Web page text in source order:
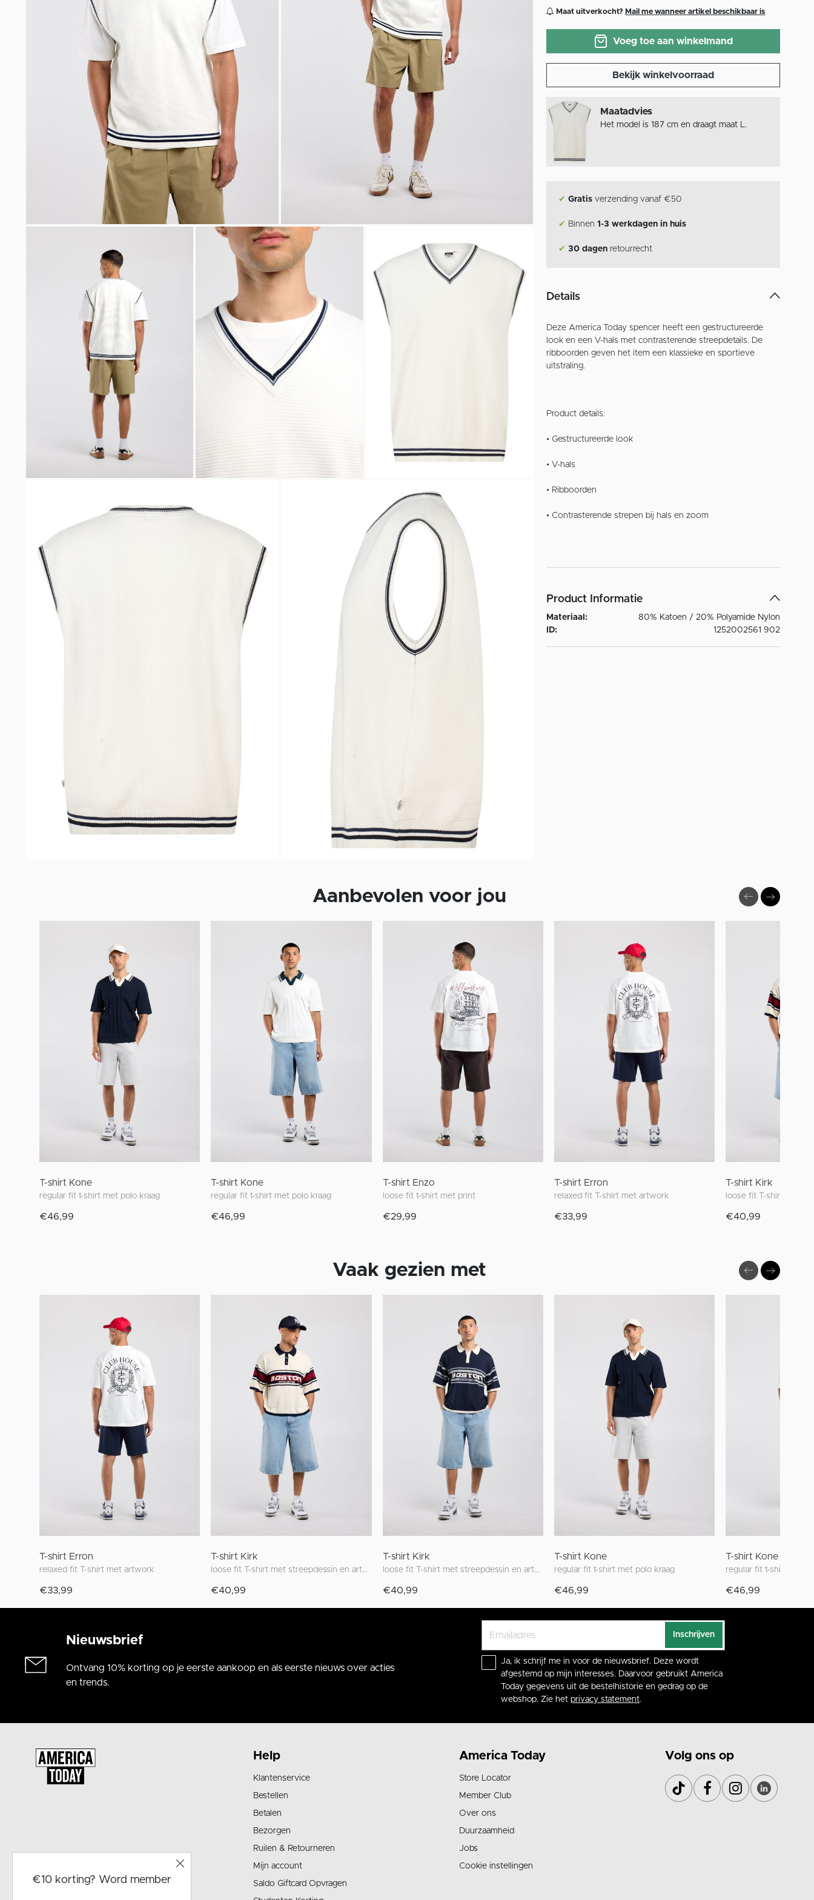
Maat uitverkocht? Mail me wanneer artikel beschikbaar is
Voeg toe aan winkelmand
Bekijk winkelvoorraad
Maatadvies
Het model is 187 cm en draagt maat L.
✔ Gratis verzending vanaf €50
✔ Binnen1-3 werkdagen in huis
✔ 30 dagen retourrecht
Details
Deze America Today spencer heeft een gestructureerde
look en een V-hals met contrasterende streepdetails. De
ribboorden geven het item een klassieke en sportieve
uitstraling.
Product details:
• Gestructureerde look
• V-hals
• Ribboorden
• Contrasterende strepen bij hals en zoom
Product Informatie
Materiaal:
80% Katoen / 20% Polyamide Nylon
ID:
1252002561 902
Aanbevolen voor jou
T-shirt Kone
regular fit t-shirt met polo kraag
€46,99
T-shirt Kone
regular fit t-shirt met polo kraag
€46,99
T-shirt Enzo
loose fit t-shirt met print
€29,99
T-shirt Erron
relaxed fit T-shirt met artwork
€33,99
T-shirt Kirk
€40,99
Vaak gezien met
T-shirt Erron
relaxed fit T-shirt met artwork
€33,99
T-shirt Kirk
loose fit T-shirt met streepdessin en artwork
€40,99
T-shirt Kirk
loose fit T-shirt met streepdessin en artwork
€40,99
T-shirt Kone
regular fit t-shirt met polo kraag
€46,99
T-shirt Kone
regular fit t-shirt met
€46,99
Nieuwsbrief
Ontvang 10% korting op je eerste aankoop en als eerste nieuws over acties
en trends.
Inschrijven
Ja, ik schrijf me in voor de nieuwsbrief. Deze wordt
afgestemd op mijn interesses. Daarvoor gebruikt America
Today gegevens uit de bestelhistorie en gedrag op de
webshop. Zie het privacy statement.
Help
Klantenservice
Bestellen
Betalen
Bezorgen
Ruilen & Retourneren
Mijn account
Saldo Giftcard Opvragen
America Today
Store Locator
Member Club
Over ons
Duurzaamheid
Jobs
Cookie instellingen
Volg ons op
€10 korting? Word member